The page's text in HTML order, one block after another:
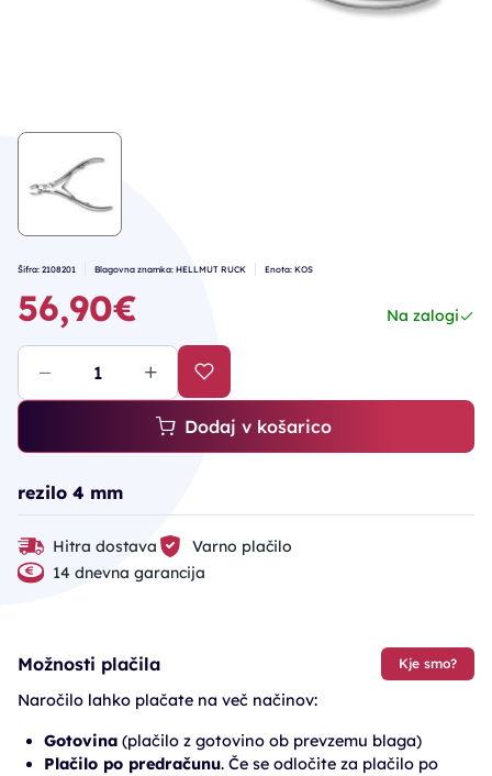
Šifra: 2108201 Blagovna znamka: HELLMUT RUCK Enota: KOS
56,90€ Na zalogi
Dodaj v košarico
rezilo 4 mm
Hitra dostava
Varno plačilo
14 dnevna garancija
Možnosti plačila Kje smo?
Naročilo lahko plačate na več načinov:
Gotovina (plačilo z gotovino ob prevzemu blaga)
Plačilo po predračunu. Če se odločite za plačilo po